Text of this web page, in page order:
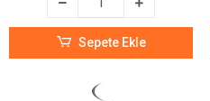
Sepete Ekle